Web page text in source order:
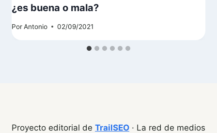
¿es buena o mala?
PorAntonio 02/09/2021
Proyecto editorial de TrailSEO · La red de medios